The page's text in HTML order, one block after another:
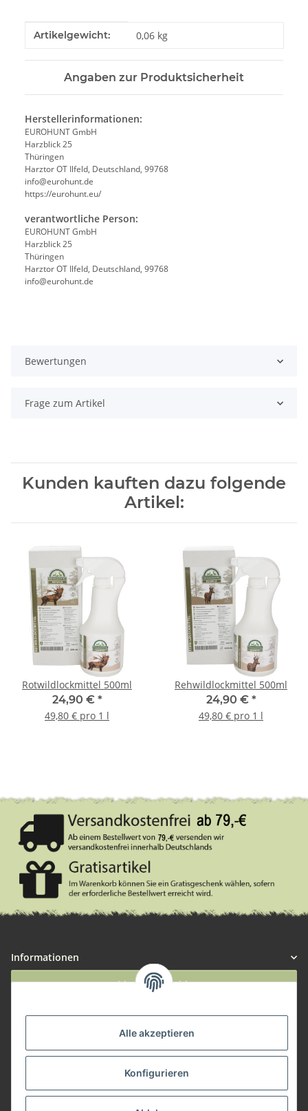
Alle akzeptieren
Konfigurieren
Produkteigenschaft
Wert
Artikelgewicht: 0,06 kg
Angaben zur Produktsicherheit
Herstellerinformationen:
EUROHUNT GmbH
Harzblick 25
Thüringen
Harztor OT Ilfeld, Deutschland, 99768
info@eurohunt.de
https://eurohunt.eu/
verantwortliche Person:
EUROHUNT GmbH
Harzblick 25
Thüringen
Harztor OT Ilfeld, Deutschland, 99768
info@eurohunt.de
Bewertungen
Frage zum Artikel
Kunden kauften dazu folgende
Artikel:
Rotwildlockmittel 500ml
24,90 € *
49,80 € pro 1 l
Rehwildlockmittel 500ml
24,90 € *
49,80 € pro 1 l
Informationen
Widerruf anmelden
Herstellerinformationen